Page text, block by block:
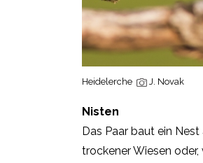
Heidelerche J. Novak
Nisten
Das Paar baut ein
trockener Wiesen